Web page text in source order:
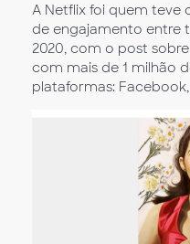
A Netflix foi quem
de engajamento entre
2020, com o post sobre
com mais de 1 milhão
plataformas: